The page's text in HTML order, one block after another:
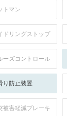
トマン
ドリングストップ
ーズコントロール
り防止装置
被害軽減ブレーキ